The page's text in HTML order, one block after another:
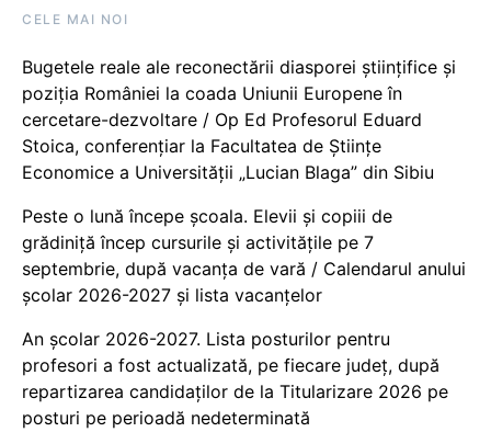
CELE MAI NOI
Bugetele reale ale reconectării diasporei științifice și
poziția României la coada Uniunii Europene în
cercetare-dezvoltare / Op Ed Profesorul Eduard
Stoica, conferențiar la Facultatea de Științe
Economice a Universității „Lucian Blaga” din Sibiu
Peste o lună începe școala. Elevii și copiii de
grădiniță încep cursurile și activitățile pe 7
septembrie, după vacanța de vară / Calendarul anului
școlar 2026-2027 și lista vacanțelor
An școlar 2026-2027. Lista posturilor pentru
profesori a fost actualizată, pe fiecare județ, după
repartizarea candidaților de la Titularizare 2026 pe
posturi pe perioadă nedeterminată